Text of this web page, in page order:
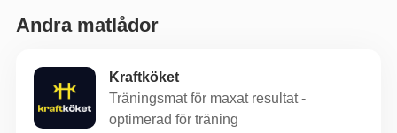
Andra matlådor
Kraftköket
Träningsmat för maxat resultat -
optimerad för träning